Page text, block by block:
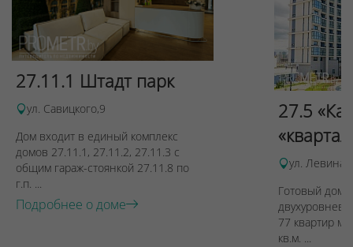
27.11.1 Штадт парк
ул. Савицкого,9
Дом входит в единый комплекс
домов 27.11.1, 27.11.2, 27.11.3 с
общим гараж-стоянкой 27.11.8 по
г.п. ...
Подробнее о доме
27.5
ул. Левина,
Готовый дом
77 квартир
кв.м. ...